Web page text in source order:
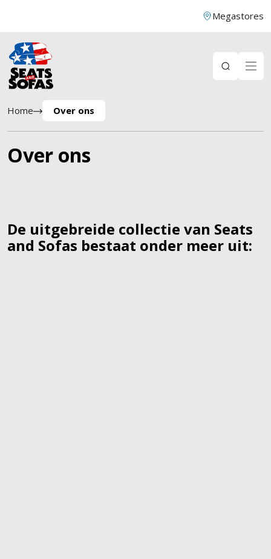
Megastores
Home Over ons
Over ons
De uitgebreide collectie van Seats
and Sofas bestaat onder meer uit: